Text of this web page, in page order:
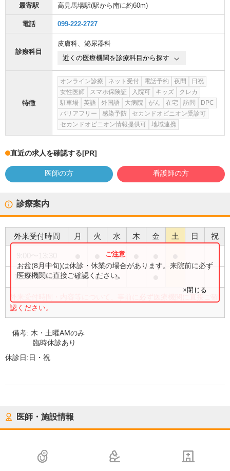
最寄駅 高見馬場駅(駅から南に約60m)
電話 099-222-2727
診療科目
皮膚科、 泌尿器科
近くの医療機関を診療科目から探す
特徴
オンライン診療 ネット受付 電話予約 夜間
日祝
女性医師
スマホ保険証 入院可 キッズ
クレカ
駐車場
英語 外国語 大病院 がん 在宅 訪問
DPC
バリアフリー
感染予防
セカンドオピニオン受診可
セカンドオピニオン情報提供可
地域連携
直近の求人を確認する[PR]
医師の方 看護師の方
診療案内
外来受付時間 月 火 水 木 金 土 日 祝
●
15:00〜18:30 ● ● ●
外来受付時間・内容等について、事前に必ず医療機関に直接ご確
認ください。
お盆(8月中旬)は休診・休業の場合があります。来院前に必ず
医療機関に直接ご確認ください。
×閉じる
備考: 木・土曜AMのみ
臨時休診あり
休診日:日・祝
医師・施設情報